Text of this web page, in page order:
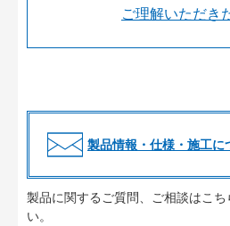
ご理解いただき
製品情報・仕様・施工に
製品に関するご質問、ご相談はこ
い。